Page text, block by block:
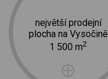
největší prodejní
plocha na Vysočině
1 500 m2